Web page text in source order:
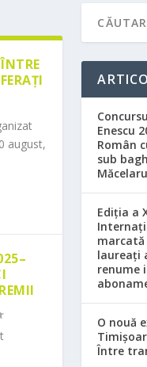
august,
Enescu
Român
sub
Măcelaru
Ediția a
laureați
renume
O nouă
Între